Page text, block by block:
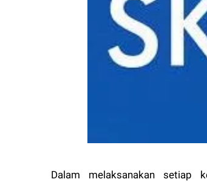
Dalam melaksanakan setiap